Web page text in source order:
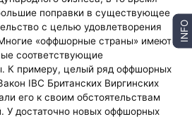
поправки в существующее
с целью удовлетворения
«оффшорные страны» имеют
соответствующие
К примеру, целый ряд оффшорных
IBC Британских Виргинских
его к своим обстоятельствам
У достаточно новых оффшорных
INFO